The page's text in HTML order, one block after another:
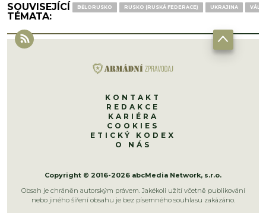
SOUVISEJÍCÍ
TÉMATA:
BĚLORUSKO RUSKO (RUSKÁ FEDERACE) UKRAJINA
KONTAKT
REDAKCE
KARIÉRA
COOKIES
ETICKÝ KODEX
O NÁS
Copyright © 2016-2026 abcMedia Network, s.r.o.
Obsah je chráněn autorským právem. Jakékoli užití včetně publikování
nebo jiného šíření obsahu je bez písemného souhlasu zakázáno.